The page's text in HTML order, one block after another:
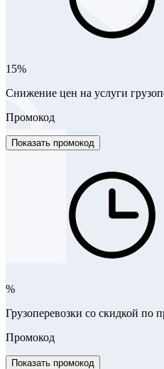
15%
Снижение цен на услуги
Промокод
Показать промокод
%
Грузоперевозки со скидкой по
Промокод
Показать промокод